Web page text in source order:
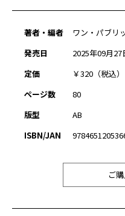
著者・編者
ワン・パブリ
発売日
2025年09月27
定価
￥320（税込）
ページ数
80
版型
AB
ISBN/JAN
ご